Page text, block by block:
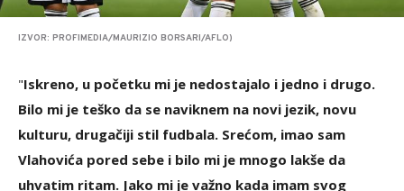
IZVOR: PROFIMEDIA/MAURIZIO BORSARI/AFLO)
"Iskreno, u početku mi je nedostajalo i jedno i drugo.
Bilo mi je teško da se naviknem na novi jezik, novu
kulturu, drugačiji stil fudbala. Srećom, imao sam
Vlahovića pored sebe i bilo mi je mnogo lakše da
uhvatim ritam. Jako mi je važno kada imam svog